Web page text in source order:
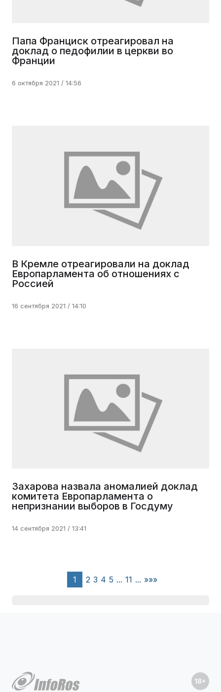
Папа Франциск отреагировал на
доклад о педофилии в церкви во
Франции
6 октября 2021 / 14:56
В Кремле отреагировали на доклад
Европарламента об отношениях с
Россией
16 сентября 2021 / 14:10
Захарова назвала аномалией доклад
комитета Европарламента о
непризнании выборов в Госдуму
14 сентября 2021 / 13:41
1 2 3 4 5 ... 11 ... »»»